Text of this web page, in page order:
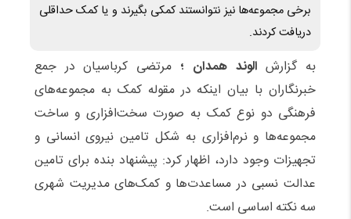
برخی مجموعه‌ها نیز نتوانستند کمکی بگیرند و یا کمک حداقلی
دریافت کردند.
به گزارشالوند همدان ؛ مرتضی کرباسیان در جمع
خبرنگاران با بیان اینکه در مقوله کمک به مجموعه‌های
فرهنگی دو نوع کمک به صورت سخت‌افزاری و ساخت
مجموعه‌ها و نرم‌افزاری به شکل تامین نیروی انسانی و
تجهیزات وجود دارد، اظهار کرد: پیشنهاد بنده برای تامین
عدالت نسبی در مساعدت‌ها و کمک‌های مدیریت شهری
سه نکته اساسی است.